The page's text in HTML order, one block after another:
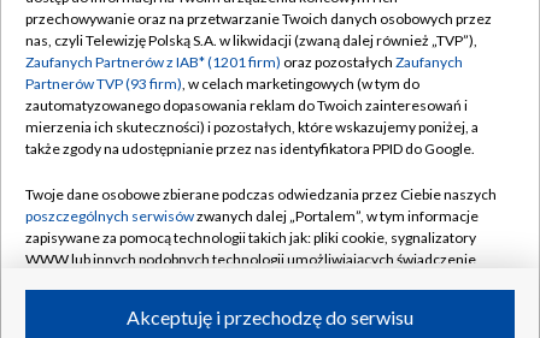
Abonament TVP
Emisja w TVP
Centrum informacji TVP
Naziemna Telewizja Cyfrowa
Rada Programowa
System NOS
Informacje o nadawcy
Program dla prasy
Regulamin TVP
Polityka prywatności
Moje zgody
Pomoc
Kontakt
Kanały
przechowywanie oraz na przetwarzanie Twoich danych osobowych przez
nas, czyli Telewizję Polską S.A. w likwidacji (zwaną dalej również „TVP”),
Zaufanych Partnerów z IAB* (1201 firm) oraz pozostałych Zaufanych
Partnerów TVP (93 firm), w celach marketingowych (w tym do
zautomatyzowanego dopasowania reklam do Twoich zainteresowań i
mierzenia ich skuteczności) i pozostałych, które wskazujemy poniżej, a
także zgody na udostępnianie przez nas identyfikatora PPID do Google.
Twoje dane osobowe zbierane podczas odwiedzania przez Ciebie naszych
poszczególnych serwisówzwanych dalej „Portalem”, w tym informacje
zapisywane za pomocą technologii takich jak: pliki cookie, sygnalizatory
WWW lub innych podobnych technologii umożliwiających świadczenie
ruchu w Internecie.Akceptuję i przechodzę do serwisu